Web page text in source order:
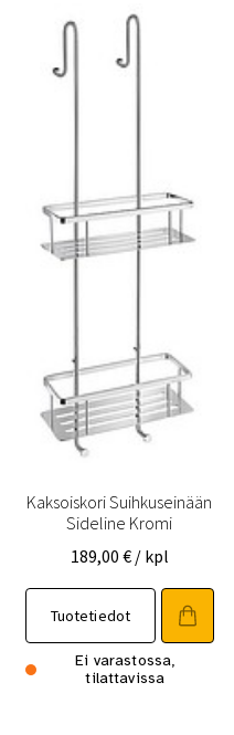
Kaksoiskori Suihkuseinään
Sideline Kromi
189,00 € / kpl
Tuotetiedot
Ei varastossa,
tilattavissa